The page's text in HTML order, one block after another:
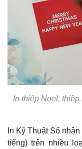
In thiệp Noel,
In Kỹ Thuật Số
tiếng) trên nhiều